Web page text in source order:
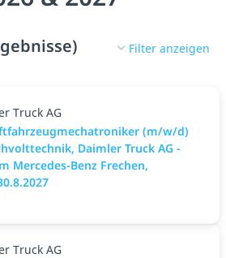
Filter anzeigen
Truck AG
(m/w/d)
Daimler Truck AG -
Mercedes-Benz Frechen,
Truck AG